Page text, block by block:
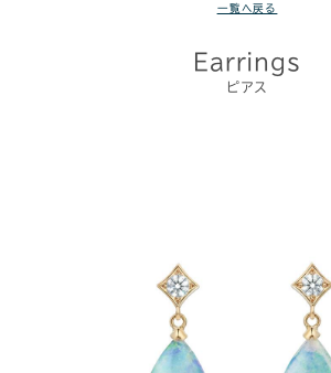
一覧へ戻る
Earrings
ピアス